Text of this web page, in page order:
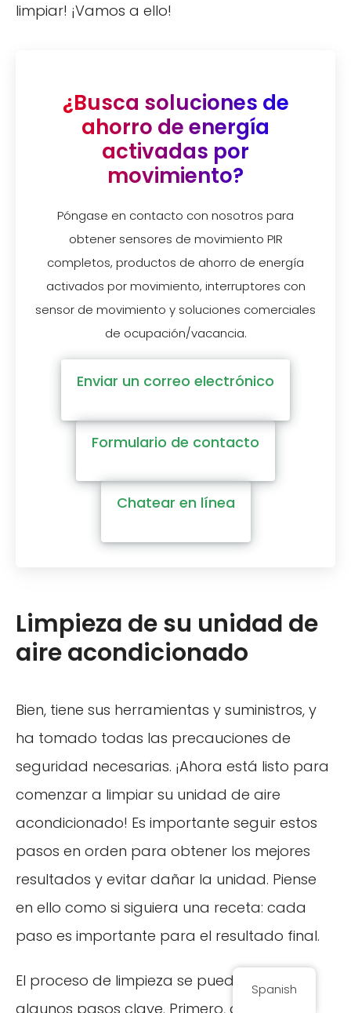
limpiar! ¡Vamos a ello!
¿Busca soluciones de
ahorro de energía
activadas por
movimiento?
Póngase en contacto con nosotros para
obtener sensores de movimiento PIR
completos, productos de ahorro de energía
activados por movimiento, interruptores con
sensor de movimiento y soluciones comerciales
de ocupación/vacancia.
Enviar un correo electrónico
Formulario de contacto
Chatear en línea
Limpieza de su unidad de
aire acondicionado
Bien, tiene sus herramientas y suministros, y
ha tomado todas las precauciones de
seguridad necesarias. ¡Ahora está listo para
comenzar a limpiar su unidad de aire
acondicionado! Es importante seguir estos
pasos en orden para obtener los mejores
resultados y evitar dañar la unidad. Piense
en ello como si siguiera una receta: cada
paso es importante para el resultado final.
El proceso de limpieza se puede dividir en
algunos pasos clave. Primero, deberá
Spanish